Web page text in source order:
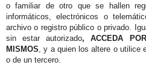
o familiar de otro que se hallen
informáticos, electrónicos o
archivo o registro público o privado.
sin estar autorizado, ACCEDA
MISMOS , y a quien los altere o
o de un tercero.